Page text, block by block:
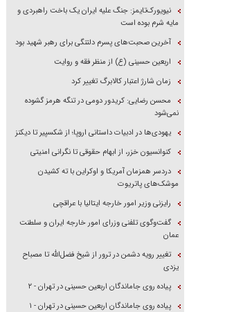
نیویورک‌تایمز: جنگ علیه ایران یک باخت راهبردی و
مایه شرم بوده است
آخرین صحبت‌های پسرم دلتنگی برای رهبر شهید بود
اربعین حسینی (ع) از منظر فقه و روایت
زمان شارژ اعتبار کالابرگ تغییر کرد
محسن رضایی: کریدور دومی در تنگه هرمز گشوده
نمی‌شود
یهودی‌ها در ادبیات داستانی اروپا؛ از شکسپیر تا دیکنز
کنوانسیون خزر، از ابهام حقوقی تا نگرانی امنیتی
دردسر همزمان آمریکا و اوکراین با ته کشیدن
موشک‌های پاتریوت
رایزنی وزیر امور خارجه ایتالیا با عراقچی
گفت‌وگوی تلفنی وزرای امور خارجه ایران و سلطنت
عمان
تغییر رویه دشمن در ترور از شیخ فضل‌الله تا مصباح
یزدی
پیاده روی جاماندگان اربعین حسینی در تهران - ۲
پیاده روی جاماندگان اربعین حسینی در تهران - ۱